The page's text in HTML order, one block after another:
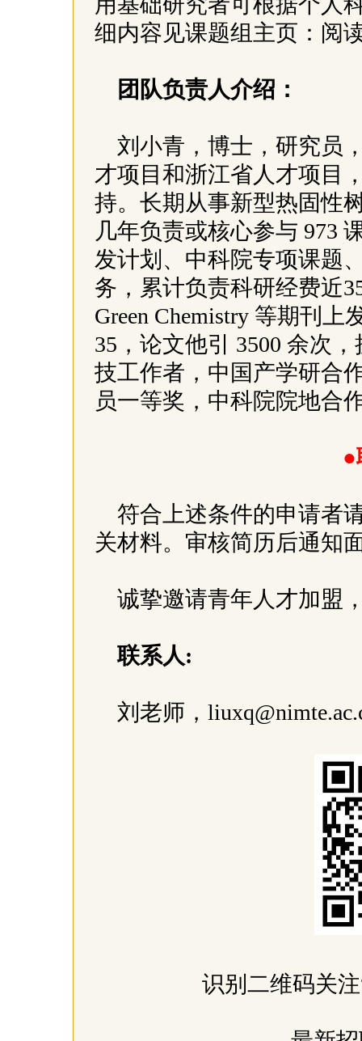
细内容见课题组主页：阅
团队负责人介绍：
刘小青，博士，研究员
才项目和浙江省人才项目
持。长期从事新型热固性
几年负责或核心参与 973
发计划、 中科院专项课题
务，累计负责科研经费近
Green Chemistry 等期刊上
35，论文他引 3500 余次
技工作者，中国产学研合
员一等奖， 中科院院地合
●
符合上述条件的申请者
关材料。审核简历后通知
诚挚邀请青年人才加盟
联系人:
刘老师，
识别二维码关